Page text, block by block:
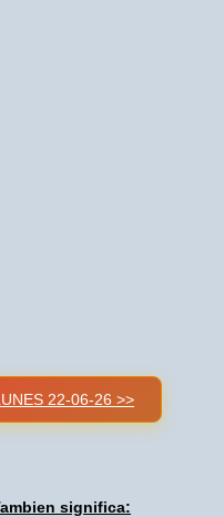
22-06-26 >>
significa: